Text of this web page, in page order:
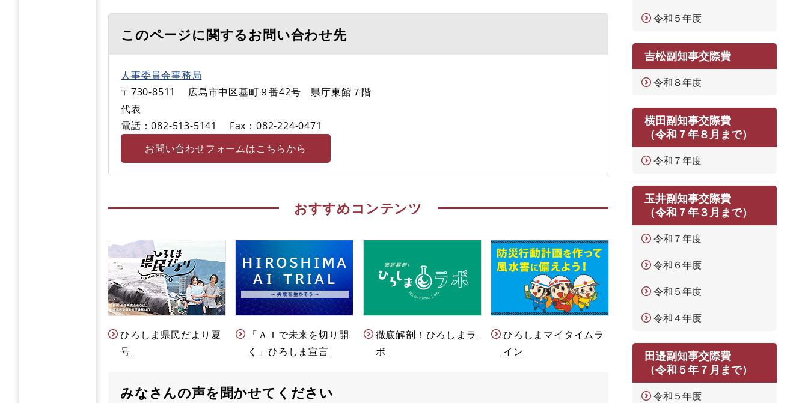
このページに関するお問い合わせ先
人事委員会事務局
〒730-8511
広島市中区基町９番42号 県庁東館７階
代表
電話：082-513-5141
Fax：082-224-0471
お問い合わせフォームはこちらから
おすすめコンテンツ
ひろしま県民だより夏
号
「ＡＩで未来を切り開
く」ひろしま宣言
徹底解剖！ひろしまラ
ボ
ひろしまマイタイムラ
イン
みなさんの声を聞かせてください
令和５年度
吉松副知事交際費
令和８年度
横田副知事交際費
（令和７年８月まで）
令和７年度
玉井副知事交際費
（令和７年３月まで）
令和７年度
令和６年度
令和５年度
令和４年度
田邉副知事交際費
（令和５年７月まで）
令和５年度